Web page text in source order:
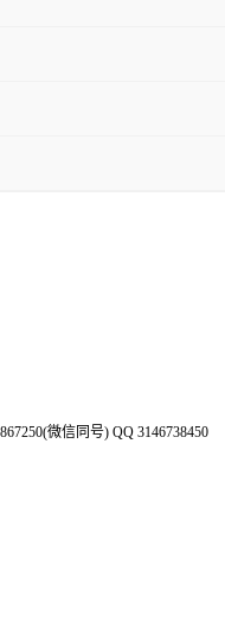
微信同号) QQ 3146738450